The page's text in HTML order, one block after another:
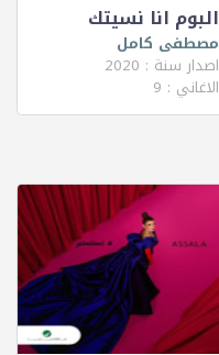
البوم انا نسيتك
مصطفى كامل
اصدار سنة : 2020
الاغاني : 9